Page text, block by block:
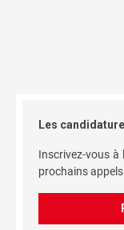
Les
Inscrivez-vous
prochains